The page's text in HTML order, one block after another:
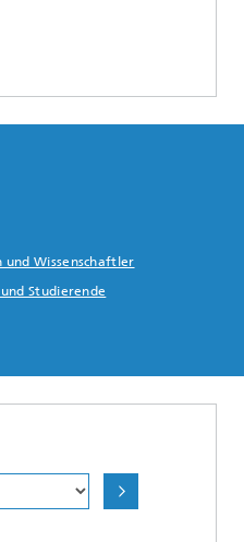
und Wissenschaftler
Studierende